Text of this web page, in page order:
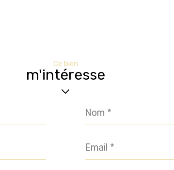
Ce bien
m'intéresse
Nom
Email